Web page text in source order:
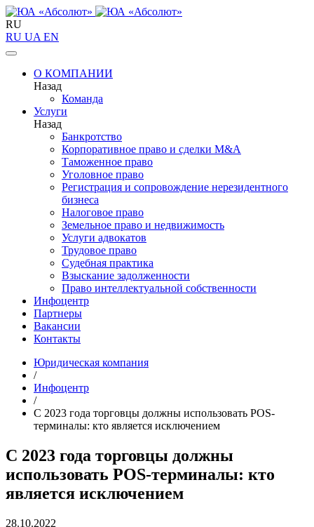
RU
RU UA EN
О КОМПАНИИ
Назад
Команда
Услуги
Назад
Банкротство
Корпоративное право и сделки M&A
Таможенное право
Уголовное право
Регистрация и сопровождение нерезидентного
бизнеса
Налоговое право
Земельное право и недвижимость
Услуги адвокатов
Трудовое право
Судебная практика
Взыскание задолженности
Право интеллектуальной собственности
Инфоцентр
Партнеры
Вакансии
Контакты
Юридическая компания
/
Инфоцентр
/
С 2023 года торговцы должны использовать POS-
терминалы: кто является исключением
С 2023 года торговцы должны
использовать POS-терминалы: кто
является исключением
28.10.2022